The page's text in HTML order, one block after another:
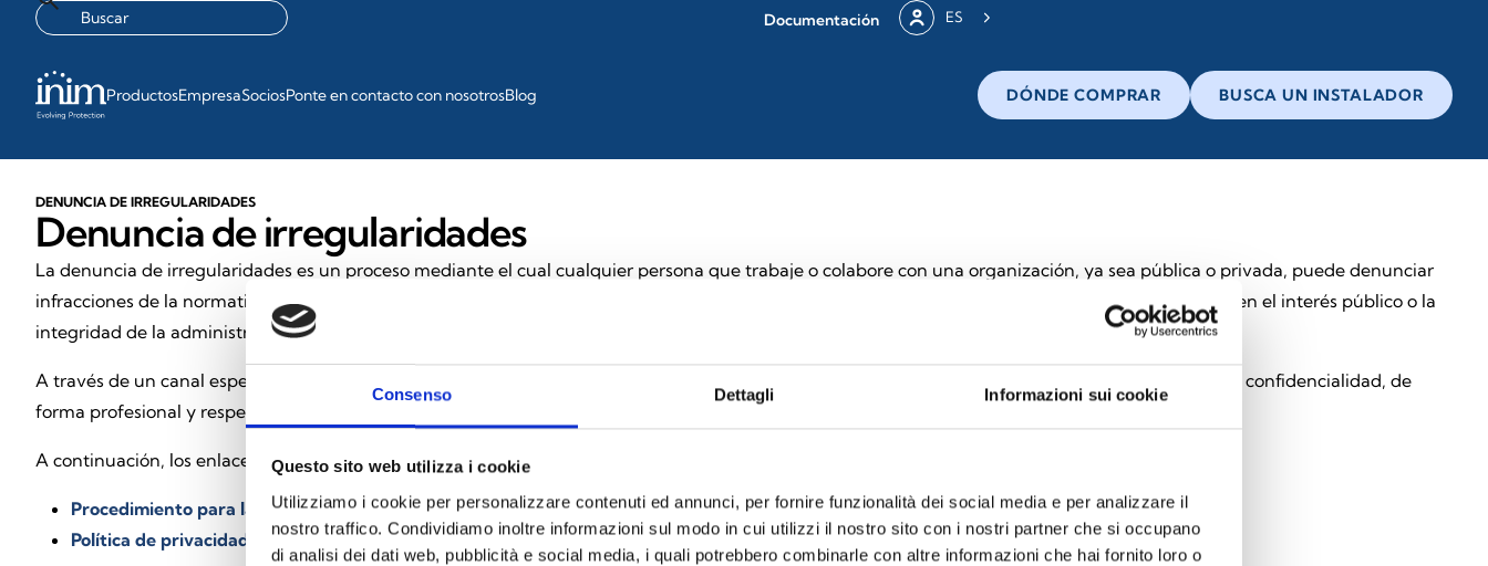
Consenso Dettagli Informazioni sui cookie
Questo sito web utilizza i cookie
Utilizziamo i cookie per personalizzare contenuti ed annunci, per fornire funzionalità dei social media e per analizzare il
nostro traffico. Condividiamo inoltre informazioni sul modo in cui utilizzi il nostro sito con i nostri partner che si occupano
di analisi dei dati web, pubblicità e social media, i quali potrebbero combinarle con altre informazioni che hai fornito loro o
Documentación ES
ProductosEmpresaSociosPonte en contacto con nosotrosBlog DÓNDE COMPRAR BUSCA UN INSTALADOR
DENUNCIA DE IRREGULARIDADES
Denuncia de irregularidades
La denuncia de irregularidades es un proceso mediante el cual cualquier persona que trabaje o colabore con una organización, ya sea pública o privada, puede denunciar
infracciones de la normativa nacional o comunitaria, o conductas ilícitas de las que haya tenido conocimiento en el ámbito laboral y que perjudiquen el interés público o la
integridad de la administración pública o de la entidad privada.
A través de un canal específico y de un responsable designado expresamente para ello, todas las denuncias se recogen y gestionan con la máxima confidencialidad, de
forma profesional y respetando plenamente la normativa vigente.
A continuación, los enlaces de referencia.
Procedimiento para la gestión de las denuncias de irregularidades
Política de privacidad